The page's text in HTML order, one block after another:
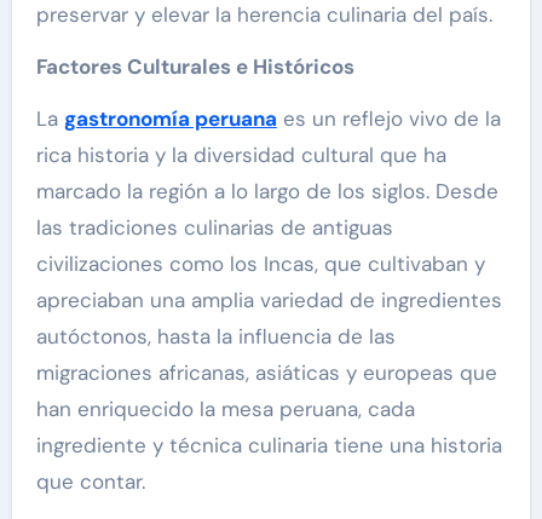
preservar y elevar la herencia culinaria del país.
Factores Culturales e Históricos
La gastronomía peruana es un reflejo vivo de la
rica historia y la diversidad cultural que ha
marcado la región a lo largo de los siglos. Desde
las tradiciones culinarias de antiguas
civilizaciones como los Incas, que cultivaban y
apreciaban una amplia variedad de ingredientes
autóctonos, hasta la influencia de las
migraciones africanas, asiáticas y europeas que
han enriquecido la mesa peruana, cada
ingrediente y técnica culinaria tiene una historia
que contar.